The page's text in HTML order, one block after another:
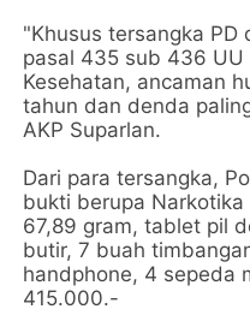
"Khusus tersangka PD
pasal 435 sub 436 UU
Kesehatan, ancaman
tahun dan denda
AKP Suparlan.
Dari para tersangka,
bukti berupa
67,89 gram, tablet pil
butir, 7 buah
handphone, 4 sepeda
415.000.-